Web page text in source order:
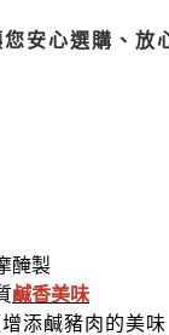
安心選購、放
醃製
鹹香美味
添鹹豬肉的美味